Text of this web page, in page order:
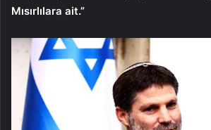
Mısırlılara ait.”